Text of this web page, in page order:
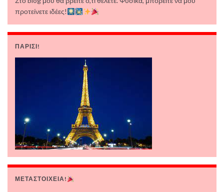
προτείνετε ιδέες!
ΠΑΡΙΣΙ!
ΜΕΤΑΣΤΟΙΧΕΙΑ!